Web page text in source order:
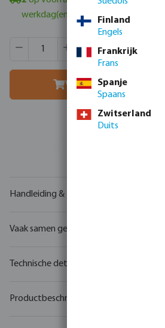
werkdag(en)
Producthoeveelheid: Voer de
MSQ:
Voeg toe aan
Handleiding & tekeningen
Vaak samen gekocht
Technische details
Productbeschrijving
Finland
Engels
Frankrijk
Frans
Spanje
Spaans
Zwitserland
Duits